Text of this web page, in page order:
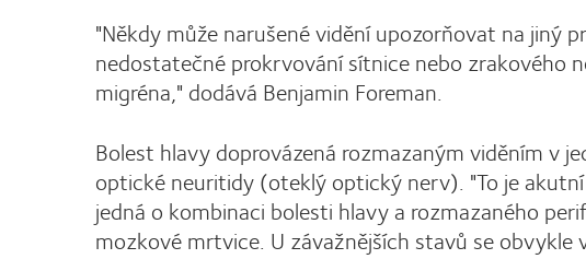
"Někdy může narušené vidění upozorňovat na jiný
nedostatečné prokrvování sítnice nebo zrakového
migréna," dodává Benjamin Foreman.
Bolest hlavy doprovázená rozmazaným viděním v
optické neuritidy (oteklý optický nerv). "To je
jedná o kombinaci bolesti hlavy a rozmazaného
mozkové mrtvice. U závažnějších stavů se obvykle